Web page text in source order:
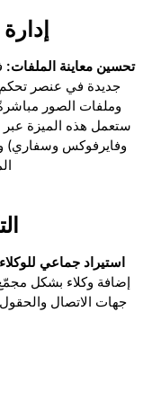
تحسين معاينة الملفات:
وملفات الصور
ستعمل هذه الميزة
وفايرفوكس وسفاري)
استيراد جماعي
إضافة وكلاء بشكل
جهات الاتصال